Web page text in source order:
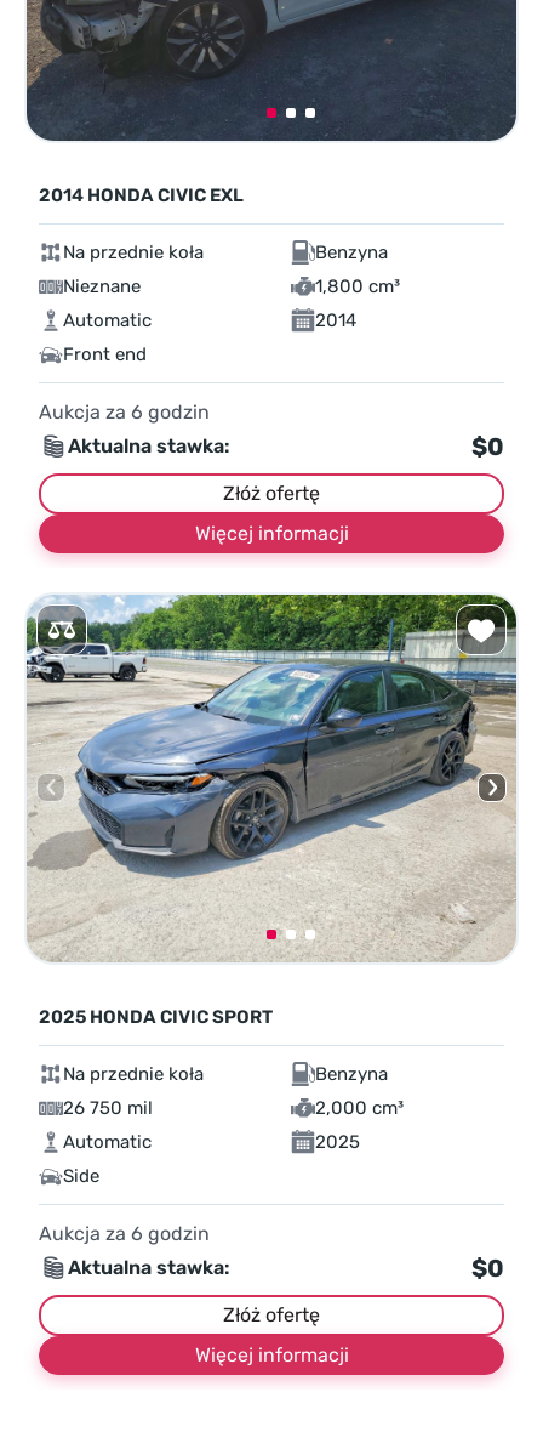
2014 HONDA CIVIC EXL
Na przednie koła
Benzyna
Nieznane
1,800 cm³
Automatic
2014
Front end
Aukcja za 6 godzin
Aktualna stawka:
$0
Złóż ofertę
Więcej informacji
2025 HONDA CIVIC SPORT
Na przednie koła
Benzyna
26 750 mil
2,000 cm³
Automatic
2025
Side
Aukcja za 6 godzin
Aktualna stawka:
$0
Złóż ofertę
Więcej informacji